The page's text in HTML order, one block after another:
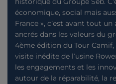
économique, social mais
France », c’est avant tout
ancrés dans les valeurs du
4ème édition du Tour
visite inédite de l’usine
les engagements et les
autour de la réparabilité, la